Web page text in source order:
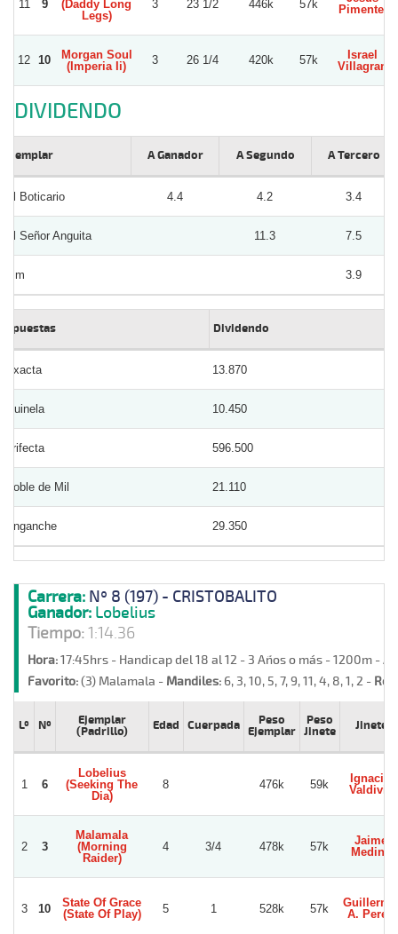
11 9
(Daddy Long
Legs)
3 23 1/2 446k 57k
Pimentel
12 10
Morgan Soul
(Imperia Ii)
3 26 1/4 420k 57k
Israel
Villagran
DIVIDENDO
Ejemplar A Ganador A Segundo A Tercero
El Boticario 4.4 4.2 3.4
El Señor Anguita 11.3 7.5
Zim 3.9
Apuestas Dividendo
Exacta 13.870
Quinela 10.450
Trifecta 596.500
Doble de Mil 21.110
Enganche 29.350
Carrera: Nº 8 (197) - CRISTOBALITO
Ganador: Lobelius
Tiempo:1:14.36
Hora:17:45hrs - Handicap del 18 al 12 - 3 Años o más - 1200m -
Favorito:(3) Malamala - Mandiles: 6, 3, 10, 5, 7, 9, 11, 4, 8, 1, 2 -
Lº Nº
Ejemplar
(Padrillo)
Edad Cuerpada
Peso
Ejemplar
Peso
Jinete
Jinete
1 6
Lobelius
(Seeking The
Dia)
8 476k 59k
Ignacio
Valdivia
2 3
Malamala
(Morning
Raider)
4 3/4 478k 57k
Jaime
Medina
3 10
State Of Grace
(State Of Play)
5 1 528k 57k
Guillermo
A. Perez